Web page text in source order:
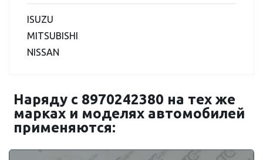
ISUZU
MITSUBISHI
NISSAN
Наряду с 8970242380 на тех же
марках и моделях автомобилей
применяются: